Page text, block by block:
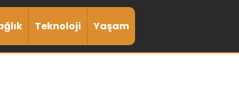
Teknoloji Yaşam